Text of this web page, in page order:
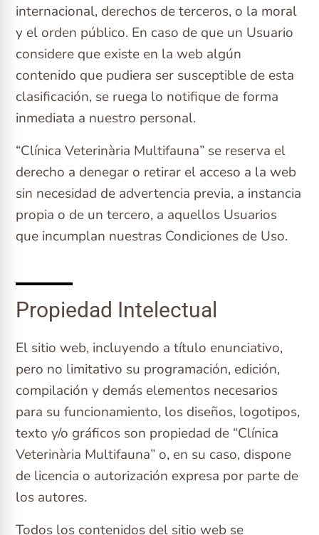
internacional, derechos de terceros, o la moral
y el orden público. En caso de que un Usuario
considere que existe en la web algún
contenido que pudiera ser susceptible de esta
clasificación, se ruega lo notifique de forma
inmediata a nuestro personal.
“Clínica Veterinària Multifauna” se reserva el
derecho a denegar o retirar el acceso a la web
sin necesidad de advertencia previa, a instancia
propia o de un tercero, a aquellos Usuarios
que incumplan nuestras Condiciones de Uso.
Propiedad Intelectual
El sitio web, incluyendo a título enunciativo,
pero no limitativo su programación, edición,
compilación y demás elementos necesarios
para su funcionamiento, los diseños, logotipos,
texto y/o gráficos son propiedad de “Clínica
Veterinària Multifauna” o, en su caso, dispone
de licencia o autorización expresa por parte de
los autores.
Todos los contenidos del sitio web se